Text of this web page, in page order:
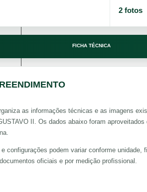
2 fotos
FICHA TÉCNICA
as informações técnicas e as imagens
II. Os dados abaixo foram aproveitados
configurações podem variar conforme unidade,
oficiais e por medição profissional.